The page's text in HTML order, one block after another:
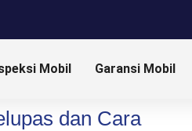
Mobil Garansi Mobil
dan Cara